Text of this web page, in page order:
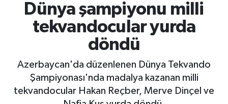
Dünya şampiyonu milli
tekvandocular yurda
döndü
Azerbaycan'da düzenlenen Dünya Tekvando
Şampiyonası'nda madalya kazanan milli
tekvandocular Hakan Reçber, Merve Dinçel ve
Spor
Ekonomi
TFF 3.Lig 4.Grup Puan Durumu ve Fikstür
Son Dakika Haberleri
Haber Arşivi